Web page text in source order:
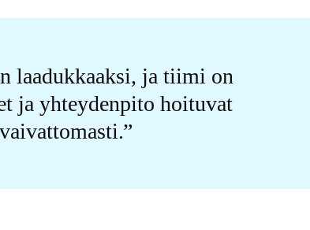
laadukkaaksi, ja tiimi on
ja yhteydenpito hoituvat